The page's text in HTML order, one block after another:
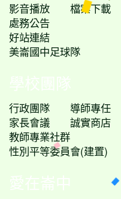
影音播放
檔案下載
處務公告
好站連結
美崙國中足球隊
學校團隊
行政團隊
導師專任
家長會議
誠實商店
教師專業社群
性別平等委員會(建置)
愛在崙中